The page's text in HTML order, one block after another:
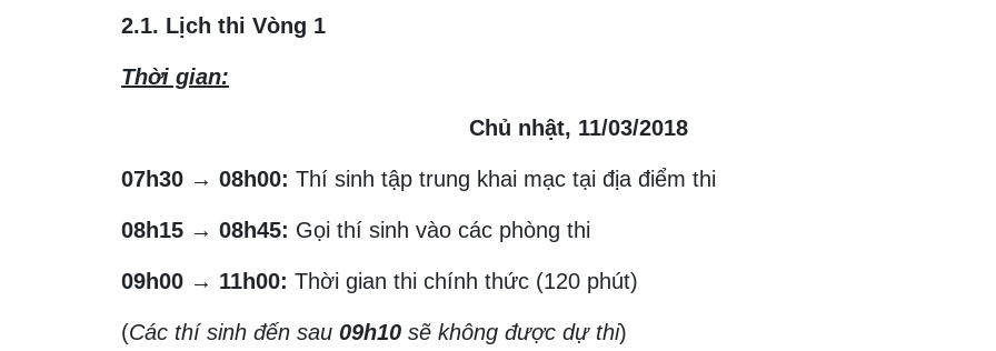
2.1. Lịch thi Vòng 1
Thời gian:
Chủ nhật, 11/03/2018
07h30 →08h00:Thí sinh tập trung khai mạc tại địa điểm thi
08h15 →08h45: Gọi thí sinh vào các phòng thi
09h00 → 11h00:Thời gian thi chính thức (120 phút)
(Các thí sinh đến sau09h10 sẽ không được dự thi)